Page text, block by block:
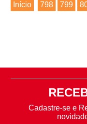
Início 798 799
Cadastre-se e